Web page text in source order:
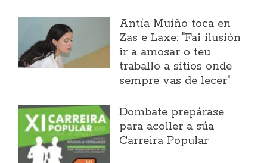
Antía Muíño toca en
Zas e Laxe: "Fai ilusión
ir a amosar o teu
traballo a sitios onde
sempre vas de lecer"
Dombate prepárase
para acoller a súa
Carreira Popular